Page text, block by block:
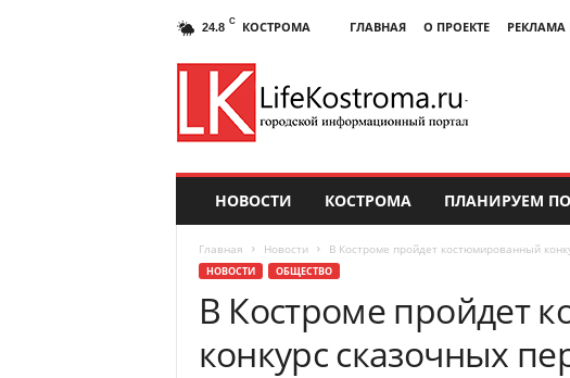
24.8 C КОСТРОМА ГЛАВНАЯ О ПРОЕКТЕ РЕКЛАМА
НОВОСТИ КОСТРОМА ПЛАНИРУЕМ
Главная Новости В Костроме пройдет костюмированный
НОВОСТИ ОБЩЕСТВО
В Костроме пройдет
конкурс сказочных